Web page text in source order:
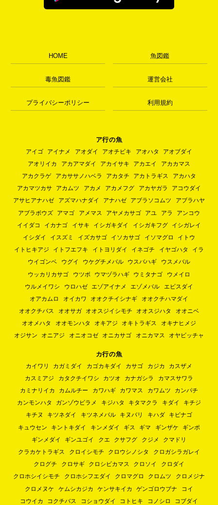
HOME 魚図鑑
毒魚図鑑 運営会社
プライバシーポリシー 利用規約
ア行の魚
アイゴ アイナメ アオダイ アオチビキ アオハタ
アオブダイ
アオリイカ
アカアマダイ アカイサキ アカエイ
アカカマス
アカクラゲ
アカササノハベラ アカタチ アカトラギス
アカハタ
アカマツカサ
アカムツ アカメ アカメフグ アカヤガラ
アコウダイ
アサヒアナハゼ
アズマハナダイ アナハゼ アブラソコムツ
アブラハヤ
アブラボウズ
アマゴ アメマス アヤメカサゴ アユ アラ
アンコウ
イイダコ
イカナゴ イサキ イシガキダイ イシガキフグ
イシガレイ
イシダイ
イスズミ イズカサゴ イソカサゴ イソマグロ
イトウ
イトヒキアジ
イトフエフキ イトヨリダイ イネゴチ イヤゴハタ
イラ
ウイゴンベ
ウグイ ウケグチメバル ウスバハギ
ウスメバル
ウッカリカサゴ
ウツボ ウマヅラハギ ウミタナゴ
ウメイロ
ウルメイワシ
ウロハゼ エゾアイナメ エゾメバル
エビスダイ
オアカムロ
オイカワ オオクチイシナギ
オオクチハマダイ
オオクチバス
オオサガ オオスジイシモチ オオスジハタ
オオニベ
オオメハタ
オオモンハタ オキアジ オキトラギス
オキナヒメジ
オジサン
オニアジ オニオコゼ オニカサゴ オニカマス オヤビッチャ
カ行の魚
カイワリ カガミダイ カゴカキダイ カサゴ カジカ
カスザメ
カスミアジ
カタクチイワシ カツオ カナガシラ
カマスサワラ
カミナリイカ
カムルチー カワハギ カワマス カワムツ
カンパチ
カンモンハタ
ガンゾウビラメ キジハタ キタマクラ キダイ
キチジ
キチヌ
キツネダイ キツネメバル キヌバリ キハダ
キビナゴ
キュウセン
キントキダイ キンメダイ ギス ギマ ギンザケ
ギンポ
ギンメダイ
ギンユゴイ クエ クサフグ クジメ
クマドリ
クラカケトラギス
クロイシモチ クロウシノシタ
クロガシラガレイ
クログチ
クロサギ クロシビカマス クロソイ
クロダイ
クロホシイシモチ
クロホシフエダイ クロマグロ クロムツ
クロメジナ
クロメヌケ
ケムシカジカ ケンサキイカ ゲンゴロウブナ
コイ
コウイカ
コクチバス コショウダイ コトヒキ コノシロ
コブダイ